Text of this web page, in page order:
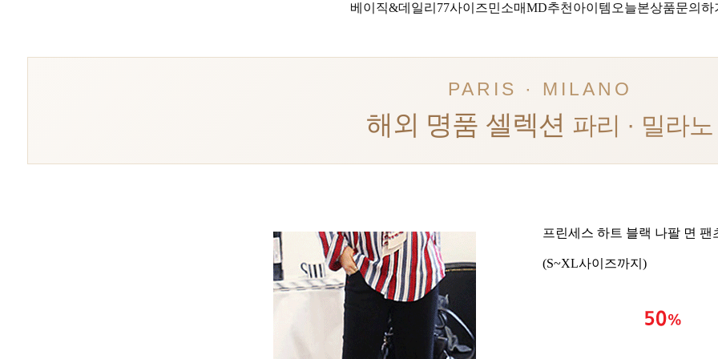
베이직&데일리 77사이즈민소매MD추천아이템 오늘본상품문의하
PARIS · MILANO
해외 명품 셀렉션 파리 · 밀라노
프린세스 하트 블랙 나팔 면 팬
(S~XL사이즈까지)